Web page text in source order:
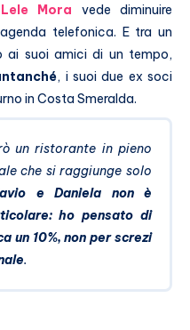
Lele Mora vede diminuire
telefonica. E tra un
ai suoi amici di un tempo,
, i suoi due ex soci
in Costa Smeralda.
un ristorante in pieno
che si raggiunge solo
e Daniela non è
ho pensato di
un 10%, non per screzi
.